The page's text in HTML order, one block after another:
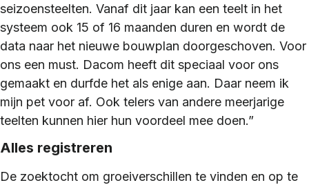
seizoensteelten. Vanaf dit jaar kan een teelt in het
systeem ook 15 of 16 maanden duren en wordt de
data naar het nieuwe bouwplan doorgeschoven. Voor
ons een must. Dacom heeft dit speciaal voor ons
gemaakt en durfde het als enige aan. Daar neem ik
mijn pet voor af. Ook telers van andere meerjarige
teelten kunnen hier hun voordeel mee doen.”
Alles registreren
De zoektocht om groeiverschillen te vinden en op te